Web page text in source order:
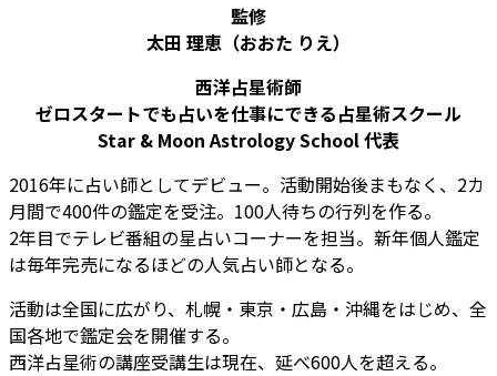
監修
太田 理恵 （おおた りえ）
西洋占星術師
ゼロスタートでも占いを仕事にできる占星術スクール
Star & Moon Astrology School 代表
2016年に占い師としてデビュー。活動開始後まもなく、2カ
月間で400件の鑑定を受注。100人待ちの行列を作る。
2年目でテレビ番組の星占いコーナーを担当。新年個人鑑定
は毎年完売になるほどの人気占い師となる。
活動は全国に広がり、札幌・東京・広島・沖縄をはじめ、全
国各地で鑑定会を開催する。
西洋占星術の講座受講生は現在、延べ600人を超える。